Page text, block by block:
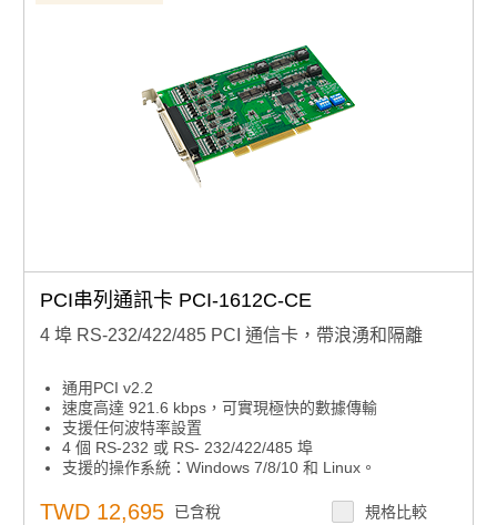
PCI串列通訊卡 PCI-1612C-CE
4 埠 RS-232/422/485 PCI 通信卡，帶浪湧和隔離
通用PCI v2.2
速度高達 921.6 kbps，可實現極快的數據傳輸
支援任何波特率設置
4 個 RS-232 或 RS- 232/422/485 埠
支援的操作系統：Windows 7/8/10 和 Linux。
TWD 12,695 已含稅 規格比較